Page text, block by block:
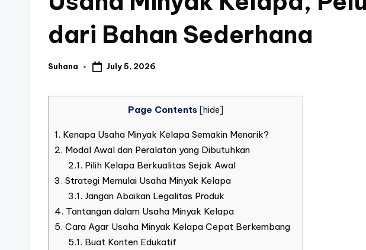
dari Bahan Sederhana
Posted
Suhana July 5, 2026
Page Contents [hide]
1. Kenapa Usaha Minyak Kelapa Semakin Menarik?
2. Modal Awal dan Peralatan yang Dibutuhkan
2.1. Pilih Kelapa Berkualitas Sejak Awal
3. Strategi Memulai Usaha Minyak Kelapa
3.1. Jangan Abaikan Legalitas Produk
4. Tantangan dalam Usaha Minyak Kelapa
5. Cara Agar Usaha Minyak Kelapa Cepat Berkembang
5.1. Buat Konten Edukatif